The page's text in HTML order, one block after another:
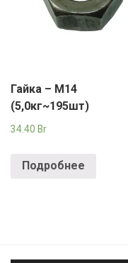
Гайка – М14
(5,0кг~195шт)
34.40 Br
Подробнее